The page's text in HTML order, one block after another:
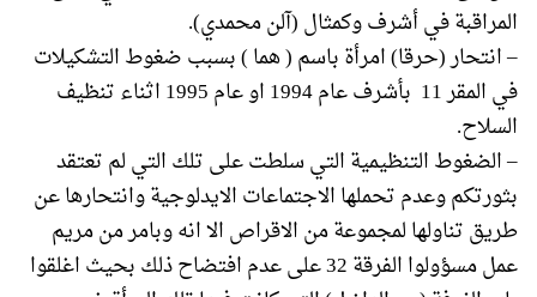
المراقبة في أشرف وكمثال (آلن محمدي).
– انتحار (حرقا) امرأة باسم ( هما ) بسبب ضغوط التشكيلات
في المقر 11 بأشرف عام 1994 او عام 1995 اثناء تنظيف
السلاح.
– الضغوط التنظيمية التي سلطت على تلك التي لم تعتقد
بثورتكم وعدم تحملها الاجتماعات الايدلوجية وانتحارها عن
طريق تناولها لمجموعة من الاقراص الا انه وبامر من مريم
عمل مسؤولوا الفرقة 32 على عدم افتضاح ذلك بحيث اغلقوا